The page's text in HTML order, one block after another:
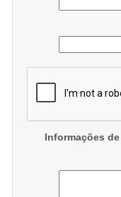
Informações